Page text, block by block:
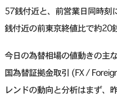
57銭付近と、前営業日同時
銭付近の前東京終値比で約20
今日の為替相場の値動きの主
国為替証拠金取引 (FX /
レンドの動向と分析はまず、